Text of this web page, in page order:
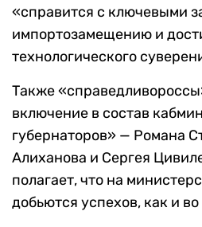
«справится с ключевыми
импортозамещению и
технологического
Также
включение в состав
губернаторов» — Романа
Алиханова и Сергея
полагает, что на
добьются успехов, как и